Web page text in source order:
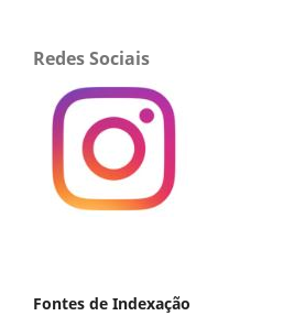
Redes Sociais
Fontes de Indexação